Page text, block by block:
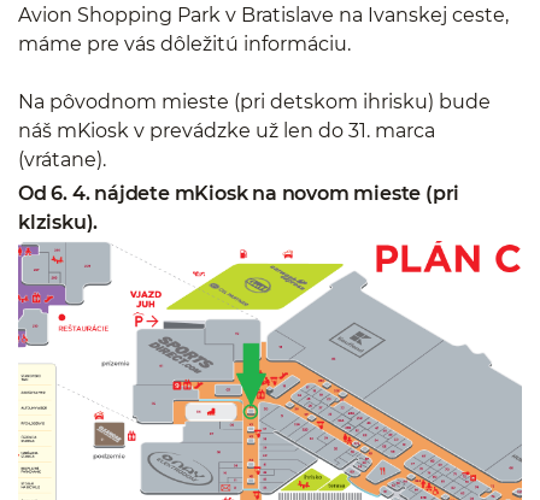
Avion Shopping Park v Bratislave na Ivanskej ceste,
máme pre vás dôležitú informáciu.
Na pôvodnom mieste (pri detskom ihrisku) bude
náš mKiosk v prevádzke už len do 31. marca
(vrátane).
Od 6. 4. nájdete mKiosk na novom mieste (pri
klzisku).